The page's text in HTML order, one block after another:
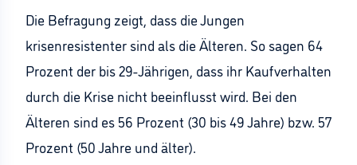
Die Befragung zeigt, dass die Jungen
krisenresistenter sind als die Älteren. So sagen 64
Prozent der bis 29-Jährigen, dass ihr Kaufverhalten
durch die Krise nicht beeinflusst wird. Bei den
Älteren sind es 56 Prozent (30 bis 49 Jahre) bzw. 57
Prozent (50 Jahre und älter).